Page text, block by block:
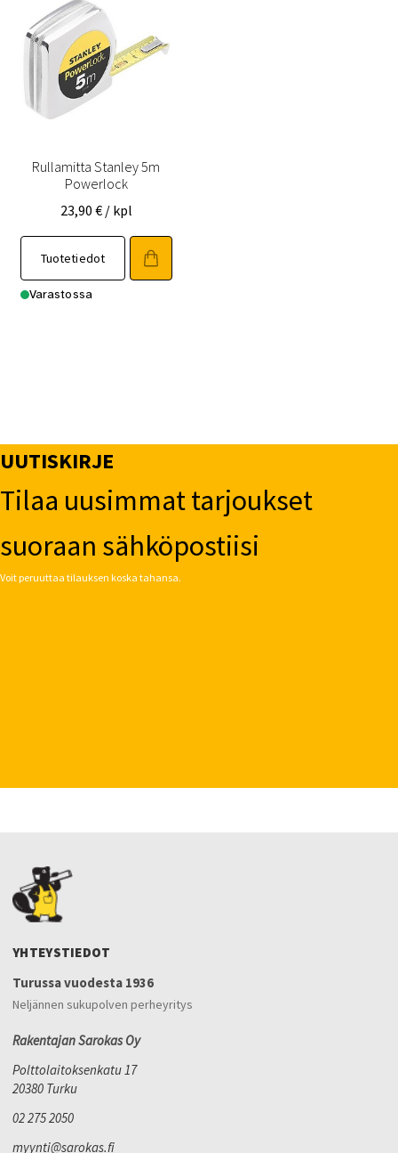
Rullamitta Stanley 5m
Powerlock
23,90 € / kpl
Tuotetiedot
Varastossa
UUTISKIRJE
Tilaa uusimmat tarjoukset
suoraan sähköpostiisi
Voit peruuttaa tilauksen koska tahansa.
YHTEYSTIEDOT
Turussa vuodesta 1936
Neljännen sukupolven perheyritys
Rakentajan Sarokas Oy
Polttolaitoksenkatu 17
20380 Turku
02 275 2050
myynti@sarokas.fi